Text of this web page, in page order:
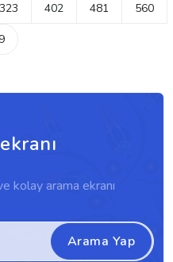
323 402 481 560
kolay arama ekranı
Arama Yap